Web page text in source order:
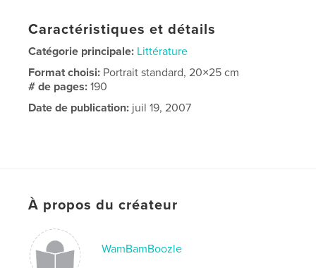
Caractéristiques et détails
Catégorie principale: Littérature
Format choisi: Portrait standard, 20×25 cm
# de pages:190
Date de publication: juil 19, 2007
À propos du créateur
WamBamBoozle